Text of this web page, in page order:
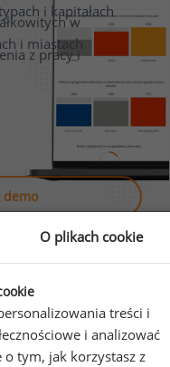
i kapitałach
w
i miastach
z pracy i
demo
raportu?
O plikach cookie
treści i
i analizować
tym, jak korzystasz z